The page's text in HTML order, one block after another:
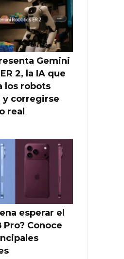
Gemini
2, la IA que
los robots
y corregirse
real
esperar el
Pro? Conoce